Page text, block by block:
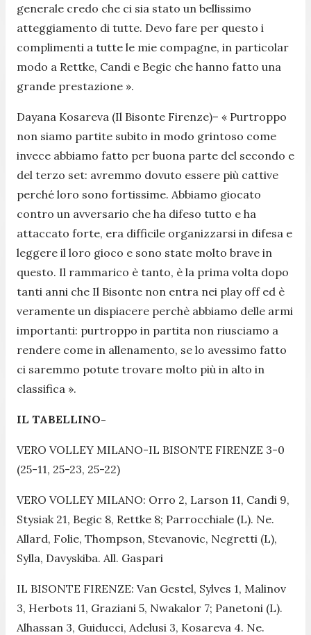
generale credo che ci sia stato un bellissimo
atteggiamento di tutte. Devo fare per questo i
complimenti a tutte le mie compagne, in particolar
modo a Rettke, Candi e Begic che hanno fatto una
grande prestazione ».
Dayana Kosareva (Il Bisonte Firenze)– « Purtroppo
non siamo partite subito in modo grintoso come
invece abbiamo fatto per buona parte del secondo e
del terzo set: avremmo dovuto essere più cattive
perché loro sono fortissime. Abbiamo giocato
contro un avversario che ha difeso tutto e ha
attaccato forte, era difficile organizzarsi in difesa e
leggere il loro gioco e sono state molto brave in
questo. Il rammarico è tanto, è la prima volta dopo
tanti anni che Il Bisonte non entra nei play off ed è
veramente un dispiacere perchè abbiamo delle armi
importanti: purtroppo in partita non riusciamo a
rendere come in allenamento, se lo avessimo fatto
ci saremmo potute trovare molto più in alto in
classifica ».
IL TABELLINO-
VERO VOLLEY MILANO-IL BISONTE FIRENZE 3-0
(25-11, 25-23, 25-22)
VERO VOLLEY MILANO: Orro 2, Larson 11, Candi 9,
Stysiak 21, Begic 8, Rettke 8; Parrocchiale (L). Ne.
Allard, Folie, Thompson, Stevanovic, Negretti (L),
Sylla, Davyskiba. All. Gaspari
IL BISONTE FIRENZE: Van Gestel, Sylves 1, Malinov
3, Herbots 11, Graziani 5, Nwakalor 7; Panetoni (L).
Alhassan 3, Guiducci, Adelusi 3, Kosareva 4. Ne.